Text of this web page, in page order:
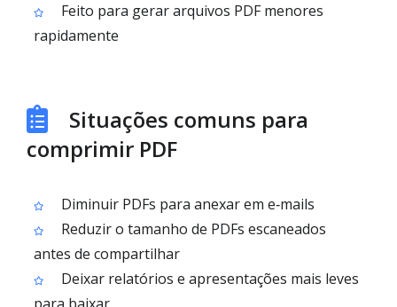
Feito para gerar arquivos PDF menores
rapidamente
Situações comuns para
comprimir PDF
Diminuir PDFs para anexar em e‑mails
Reduzir o tamanho de PDFs escaneados
antes de compartilhar
Deixar relatórios e apresentações mais leves